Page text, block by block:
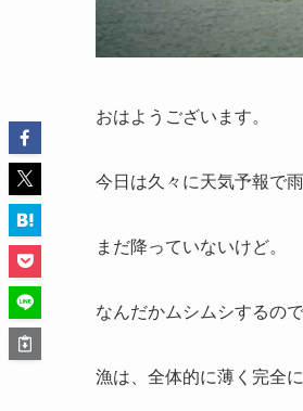
おはようございます。
今日は久々に天気予報で
まだ降っていないけど。
なんだかムシムシするので
漁は、全体的に薄く完全に